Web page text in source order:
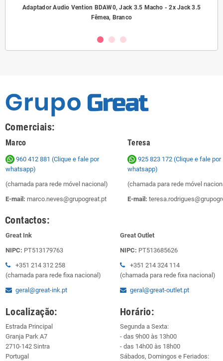
Adaptador Audio Vention BDAW0, Jack 3.5 Macho - 2x Jack 3.5
Fêmea, Branco
Comerciais:
Marco Teresa
960 412 881 (Clique e fale por
whatsapp)
(chamada para rede móvel nacional)
E-mail: marco.neves@grupogreat.pt
925 823 172 (Clique e fale por
whatsapp)
(chamada para rede móvel
E-mail:
Contactos:
Great Ink
NIPC: PT513179763
+351 214 312 258
(chamada para rede fixa nacional)
geral@great-ink.pt
Great Outlet
NIPC: PT513685626
+351 214 324 114
(chamada para rede fixa nacional)
geral@great-outlet.pt
Localização:
Estrada Principal
Granja Park A7
2710-142 Sintra
Portugal
Horário:
Segunda a Sexta:
- das 9h00 às 13h00
- das 14h00 às 18h00
Sábados, Domingos e Feriados: